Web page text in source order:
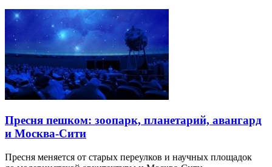
Пресня пешком: зоопарк, планетарий, авангард
и Москва-Сити
Пресня меняется от старых переулков и научных площадок